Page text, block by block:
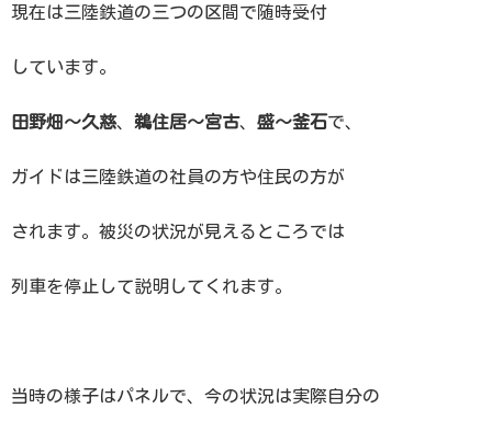
現在は三陸鉄道の三つの区間で随時受付
しています。
田野畑〜久慈、 鵜住居〜宮古、 盛〜釜石で、
ガイドは三陸鉄道の社員の方や住民の方が
されます。被災の状況が見えるところでは
列車を停止して説明してくれます。
当時の様子はパネルで、今の状況は実際自分の